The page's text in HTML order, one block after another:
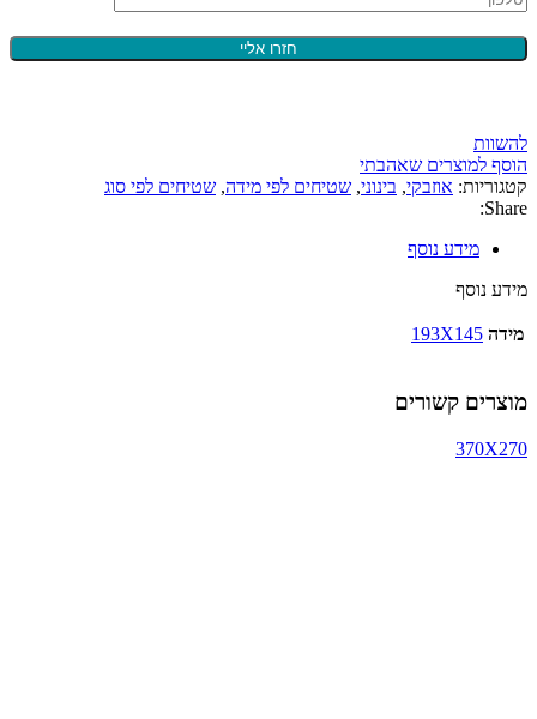
להשוות
הוסף למוצרים שאהבתי
קטגוריות: אוזבקי, בינוני, שטיחים לפי מידה, שטיחים לפי סוג
Share:
מידע נוסף
מידע נוסף
מידה 193X145
מוצרים קשורים
370X270